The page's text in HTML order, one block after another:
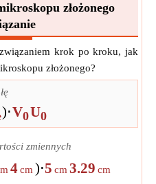
złożonego
krok po kroku, jak
złożonego?
)⋅V0U0
zmiennych
4cm)⋅5 cm3.29 cm